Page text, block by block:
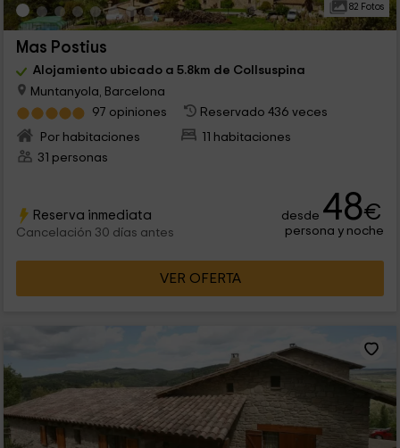
82 Fotos
Mas Postius
Alojamiento ubicado a 5.8km de Collsuspina
Muntanyola, Barcelona
97 opiniones
Reservado 436 veces
Por habitaciones
11 habitaciones
31 personas
Reserva inmediata
Cancelación 30 días antes
desde 48€
persona y noche
VER OFERTA